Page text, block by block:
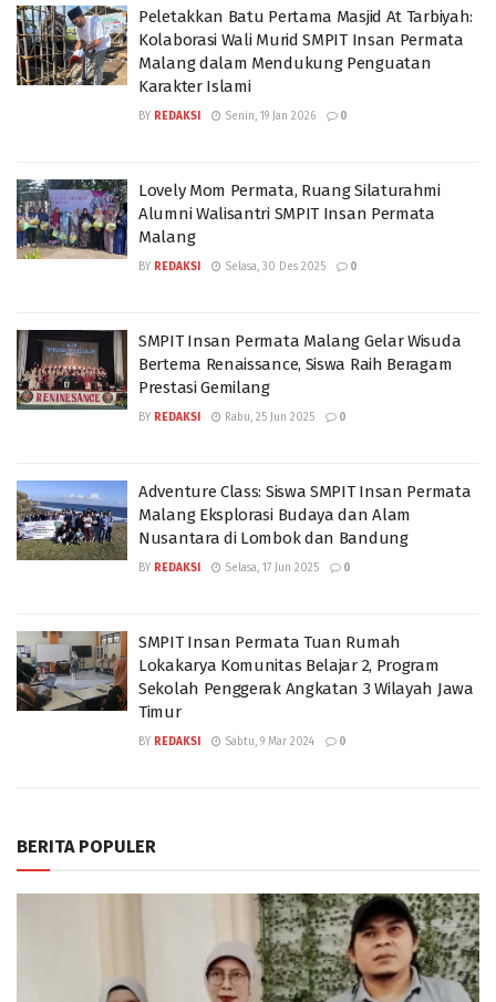
Peletakkan Batu Pertama Masjid At Tarbiyah:
Kolaborasi Wali Murid SMPIT Insan Permata
Malang dalam Mendukung Penguatan
Karakter Islami
BY REDAKSI Senin, 19 Jan 2026 0
Lovely Mom Permata, Ruang Silaturahmi
Alumni Walisantri SMPIT Insan Permata
Malang
BY REDAKSI Selasa, 30 Des 2025 0
SMPIT Insan Permata Malang Gelar Wisuda
Bertema Renaissance, Siswa Raih Beragam
Prestasi Gemilang
BY REDAKSI Rabu, 25 Jun 2025 0
Adventure Class: Siswa SMPIT Insan Permata
Malang Eksplorasi Budaya dan Alam
Nusantara di Lombok dan Bandung
BY REDAKSI Selasa, 17 Jun 2025 0
SMPIT Insan Permata Tuan Rumah
Lokakarya Komunitas Belajar 2, Program
Sekolah Penggerak Angkatan 3 Wilayah Jawa
Timur
BY REDAKSI Sabtu, 9 Mar 2024 0
BERITA POPULER